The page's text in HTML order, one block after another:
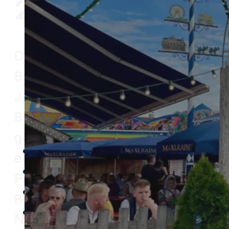
Handball
Leichtathletik
Tennis
Tischtennis
Turnen
Volleyball
Wintersport
Volksfest
Mitgliedschaft
Sportheim
Spenden
2027
Das Volksfest des SV
Bruckmühl gehört seit vielen
Jahren zum Sommer in
Bruckmühl. Freuen Sie sich auf
gesellige Stunden im Festzelt,
ein abwechslungsreiches
Programm und viele
Begegnungen mit Freunden,
Nachbarn und Gästen aus nah